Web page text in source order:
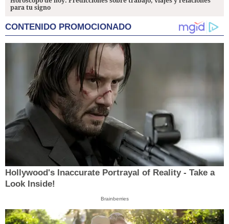
para tu signo
CONTENIDO PROMOCIONADO
Hollywood's Inaccurate Portrayal of Reality - Take a
Look Inside!
Brainberries